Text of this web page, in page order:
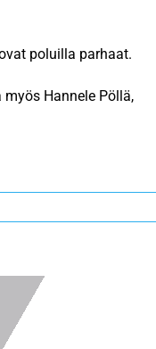
poluilla parhaat.
Hannele Pöllä,